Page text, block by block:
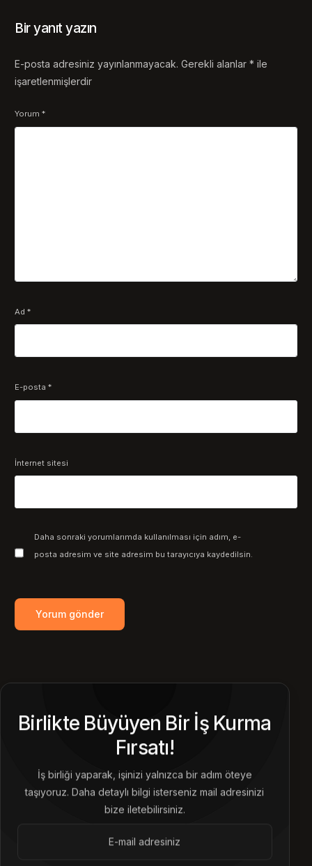
Bir yanıt yazın
E-posta adresiniz yayınlanmayacak. Gerekli alanlar* ile
işaretlenmişlerdir
Yorum*
Ad*
E-posta*
İnternet sitesi
Daha sonraki yorumlarımda kullanılması için adım, e-
posta adresim ve site adresim bu tarayıcıya kaydedilsin.
Birlikte Büyüyen Bir İş Kurma
Fırsatı!
İş birliği yaparak, işinizi yalnızca bir adım öteye
taşıyoruz. Daha detaylı bilgi isterseniz mail adresinizi
bize iletebilirsiniz.